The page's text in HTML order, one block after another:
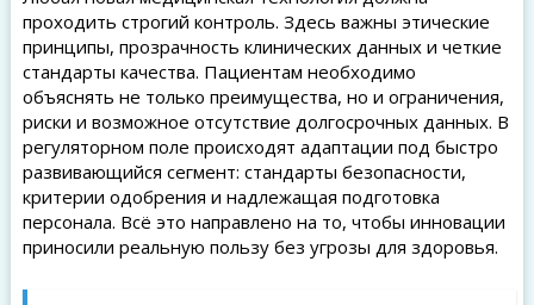
проходить строгий контроль. Здесь важны этические
принципы, прозрачность клинических данных и четкие
стандарты качества. Пациентам необходимо
объяснять не только преимущества, но и ограничения,
риски и возможное отсутствие долгосрочных данных. В
регуляторном поле происходят адаптации под быстро
развивающийся сегмент: стандарты безопасности,
критерии одобрения и надлежащая подготовка
персонала. Всё это направлено на то, чтобы инновации
приносили реальную пользу без угрозы для здоровья.